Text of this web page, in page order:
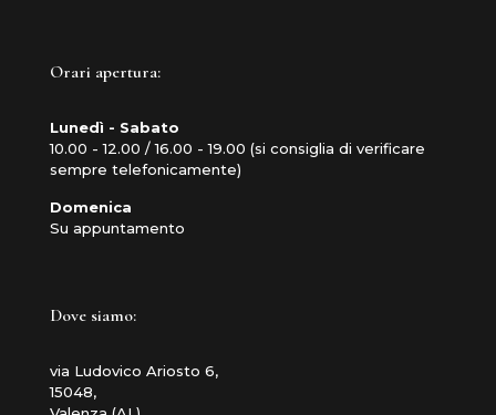
Orari apertura:
Lunedì - Sabato
10.00 - 12.00 / 16.00 - 19.00 (si consiglia di verificare
sempre telefonicamente)
Domenica
Su appuntamento
Dove siamo:
via Ludovico Ariosto 6,
15048,